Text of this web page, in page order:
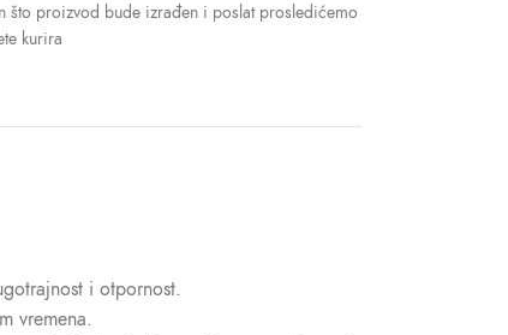
što proizvod bude izrađen i poslat prosledićemo
kurira
i otpornost.
vremena.